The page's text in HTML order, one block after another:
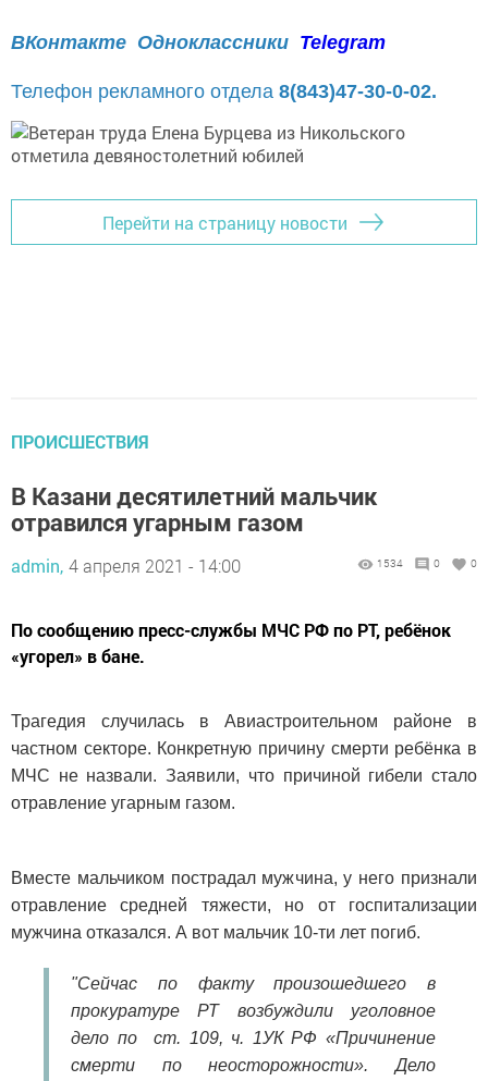
ВКонтакте Одноклассники Telegram
Телефон рекламного отдела 8(843)47-30-0-02.
Перейти на страницу новости
ПРОИСШЕСТВИЯ
В Казани десятилетний мальчик
отравился угарным газом
admin, 4 апреля 2021 - 14:00 1534 0 0
По сообщению пресс-службы МЧС РФ по РТ, ребёнок
«угорел» в бане.
Трагедия случилась в Авиастроительном районе в
частном секторе. Конкретную причину смерти ребёнка в
МЧС не назвали. Заявили, что причиной гибели стало
отравление угарным газом.
Вместе мальчиком пострадал мужчина, у него признали
отравление средней тяжести, но от госпитализации
мужчина отказался. А вот мальчик 10-ти лет погиб.
"Сейчас по факту произошедшего в
прокуратуре РТ возбуждили уголовное
дело по ст. 109, ч. 1УК РФ «Причинение
смерти по неосторожности». Дело